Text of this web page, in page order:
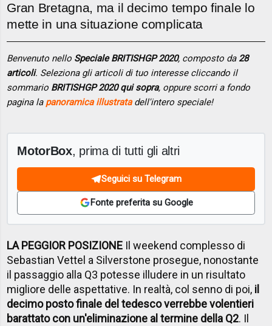
Gran Bretagna, ma il decimo tempo finale lo
mette in una situazione complicata
Benvenuto nello Speciale BRITISHGP 2020, composto da 28
articoli. Seleziona gli articoli di tuo interesse cliccando il
sommario BRITISHGP 2020 qui sopra, oppure scorri a fondo
pagina la panoramica illustratadell'intero speciale!
MotorBox, prima di tutti gli altri
Seguici su Telegram
Fonte preferita su Google
LA PEGGIOR POSIZIONE Il weekend complesso di
Sebastian Vettel a Silverstone prosegue, nonostante
il passaggio alla Q3 potesse illudere in un risultato
migliore delle aspettative. In realtà, col senno di poi, il
decimo posto finale del tedesco verrebbe volentieri
barattato con un'eliminazione al termine della Q2. Il